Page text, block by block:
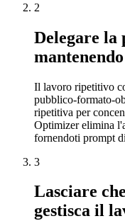
2
Delegare
Il lavoro ripetitivo
pubblico-formato-
ripetitiva per
Optimizer elimina
fornendoti prompt
3
Lasciare
gestisca il